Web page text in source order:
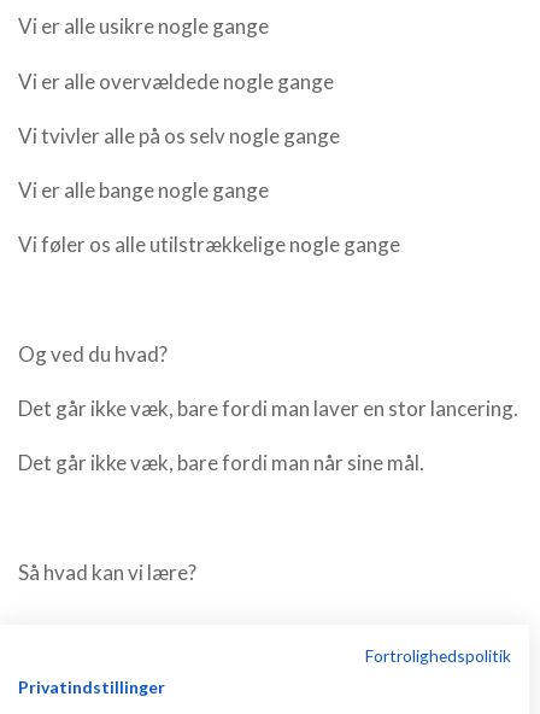
Vi er alle usikre nogle gange
Vi er alle overvældede nogle gange
Vi tvivler alle på os selv nogle gange
Vi er alle bange nogle gange
Vi føler os alle utilstrækkelige nogle gange
Og ved du hvad?
Det går ikke væk, bare fordi man laver en stor lancering.
Det går ikke væk, bare fordi man når sine mål.
Så hvad kan vi lære?
Det vigtigste arbejde du kan lave i din forretning (og dit
Fortrolighedspolitik
Privatindstillinger